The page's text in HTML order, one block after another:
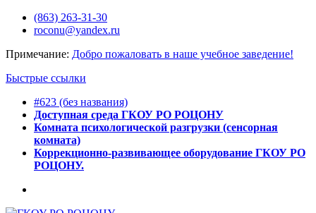
Перейти(863) 263-31-30
roconu@yandex.ru
Примечание: Добро пожаловать в наше учебное заведение!
Быстрые ссылки
#623 (без названия)
Доступная среда ГКОУ РО РОЦОНУ
Комната психологической разгрузки (сенсорная
комната)
Коррекционно-развивающее оборудование ГКОУ РО
РОЦОНУ.